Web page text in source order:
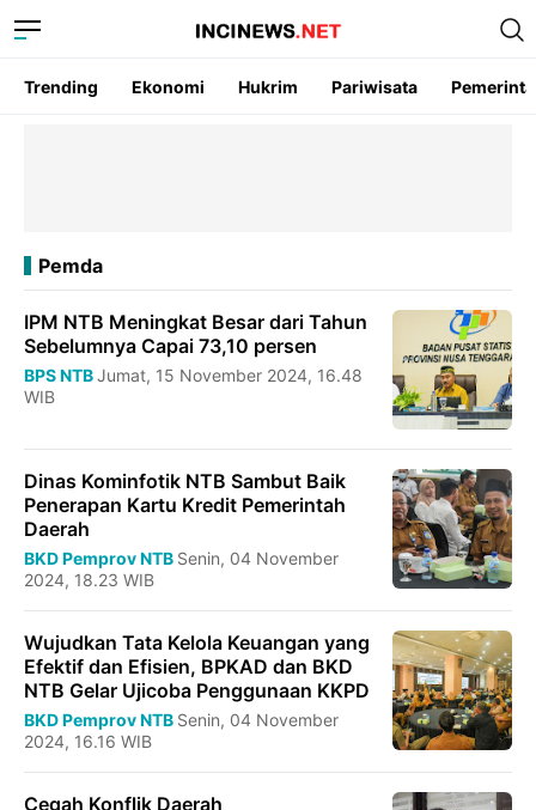
Trending Ekonomi Hukrim Pariwisata
Pemda
IPM NTB Meningkat Besar dari Tahun
Sebelumnya Capai 73,10 persen
BPS NTBJumat, 15 November 2024, 16.48
WIB
Dinas Kominfotik NTB Sambut Baik
Penerapan Kartu Kredit Pemerintah
Daerah
BKDPemprov NTB Senin, 04 November
2024, 18.23 WIB
Wujudkan Tata Kelola Keuangan yang
Efektif dan Efisien, BPKAD dan BKD
NTB Gelar Ujicoba Penggunaan KKPD
BKDPemprov NTB Senin, 04 November
2024, 16.16 WIB
Cegah Konflik Daerah